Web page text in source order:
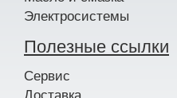
Электросистемы
Полезные ссылки
Сервис
Доставка